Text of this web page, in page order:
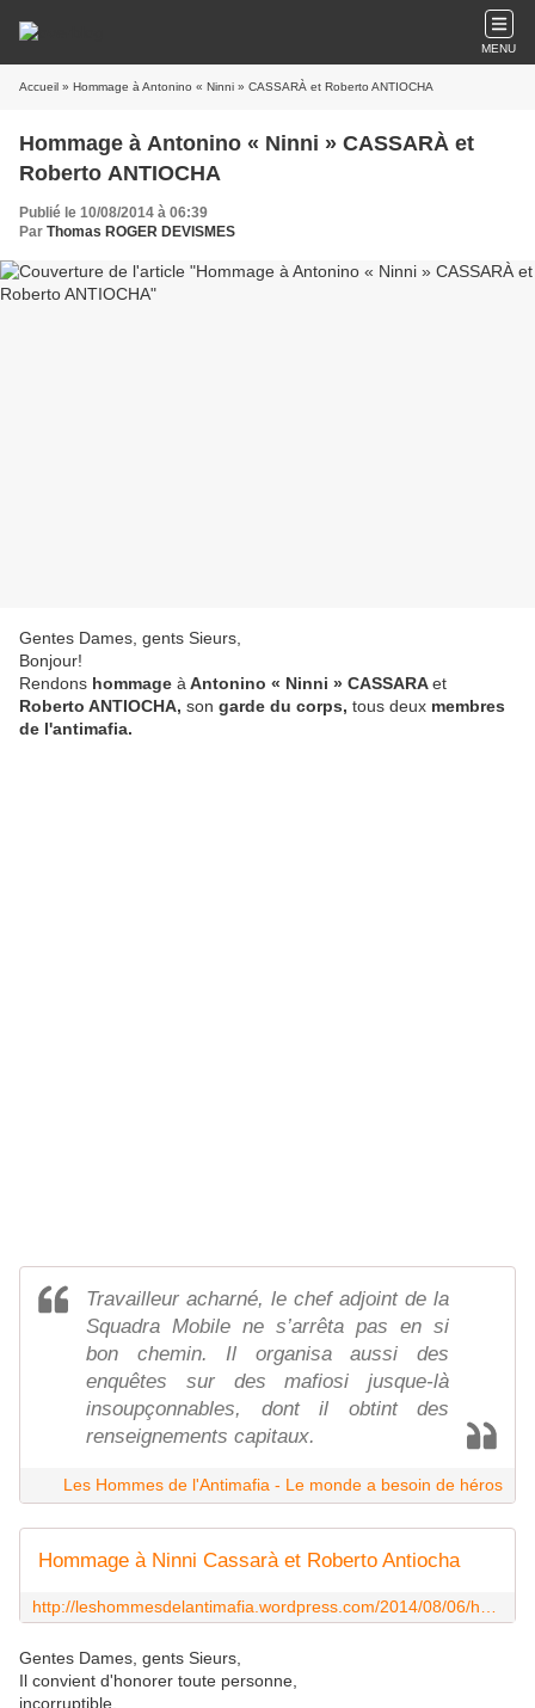
MENU
Accueil » Hommage à Antonino « Ninni » CASSARÀ et Roberto ANTIOCHA
Hommage à Antonino « Ninni » CASSARÀ et
Roberto ANTIOCHA
Publié le 10/08/2014 à 06:39
Par Thomas ROGER DEVISMES
Gentes Dames, gents Sieurs,
Bonjour!
Rendons hommage à Antonino « Ninni » CASSARAet
Roberto ANTIOCHA, son garde du corps, tous deux membres
de l'antimafia.
Travailleur acharné, le chef adjoint de la
Squadra Mobile ne s’arrêta pas en si
bon chemin. Il organisa aussi des
enquêtes sur des mafiosi jusque-là
insoupçonnables, dont il obtint des
renseignements capitaux.
Les Hommes de l'Antimafia - Le monde a besoin de héros
Hommage à Ninni Cassarà et Roberto Antiocha
Gentes Dames, gents Sieurs,
Il convient d'honorer toute personne,
incorruptible,